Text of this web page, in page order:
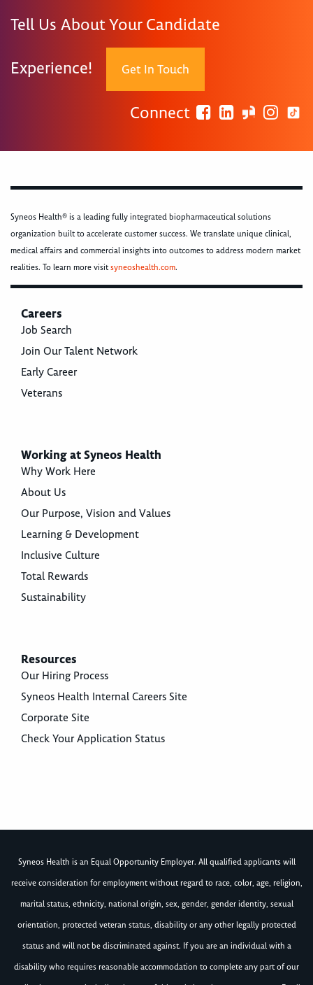
Tell Us About Your Candidate
Experience! Get In Touch
Connect
Syneos Health® is a leading fully integrated biopharmaceutical solutions
organization built to accelerate customer success. We translate unique clinical,
medical affairs and commercial insights into outcomes to address modern market
realities. To learn more visitsyneoshealth.com.
Careers
Job Search
Join Our Talent Network
Early Career
Veterans
Working at Syneos Health
Why Work Here
About Us
Our Purpose, Vision and Values
Learning & Development
Inclusive Culture
Total Rewards
Sustainability
Resources
Our Hiring Process
Syneos Health Internal Careers Site
Corporate Site
Check Your Application Status
Syneos Health is an Equal Opportunity Employer. All qualified applicants will
receive consideration for employment without regard to race, color, age, religion,
marital status, ethnicity, national origin, sex, gender, gender identity, sexual
orientation, protected veteran status, disability or any other legally protected
status and will not be discriminated against. If you are an individual with a
disability who requires reasonable accommodation to complete any part of our